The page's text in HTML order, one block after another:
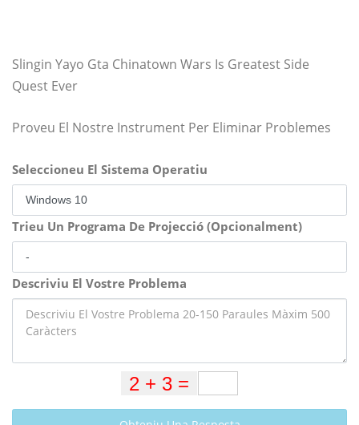
Slingin Yayo Gta Chinatown Wars Is Greatest Side
Quest Ever
Proveu El Nostre Instrument Per Eliminar Problemes
Seleccioneu El Sistema Operatiu
Trieu Un Programa De Projecció (Opcionalment)
Descriviu El Vostre Problema